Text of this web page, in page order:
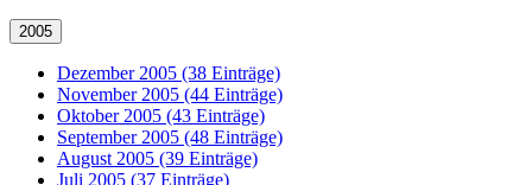
2005
Dezember 2005 (38 Einträge)
November 2005 (44 Einträge)
Oktober 2005 (43 Einträge)
September 2005 (48 Einträge)
August 2005 (39 Einträge)
Juli 2005 (37 Einträge)